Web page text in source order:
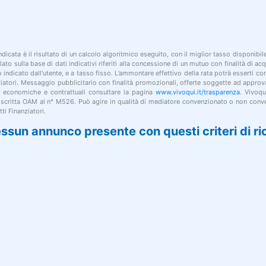
annunco presente con questi criteri di
è il risultato di un calcolo algoritmico eseguito, con il miglior tasso
sulla base di dati indicativi riferiti alla concessione di un mutuo con finalità di
indicato dall'utente, e a tasso fisso. L’ammontare effettivo della rata potrà esserti
Messaggio pubblicitario con finalità promozionali, offerte soggette ad
economiche e contrattuali consultare la paginawww.vivoqui.it/trasparenza.
OAM al n° M526. Può agire in qualità di mediatore convenzionato o non
Finanziatori.